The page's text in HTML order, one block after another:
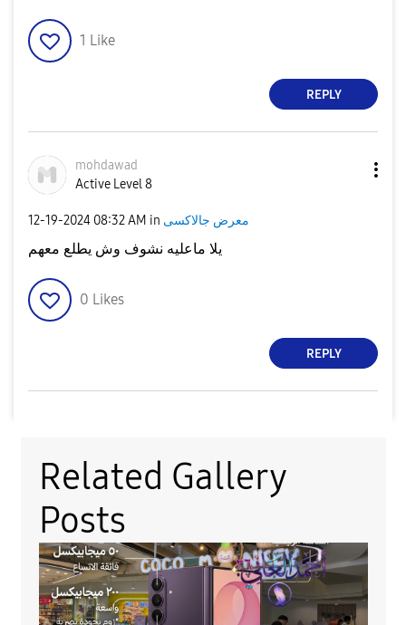
1 Like
REPLY
mohdawad
Active Level 8
‎12-19-2024 08:32 AM in معرض جالاكسى
يلا ماعليه نشوف وش يطلع معهم
0 Likes
REPLY
Related Gallery
Posts